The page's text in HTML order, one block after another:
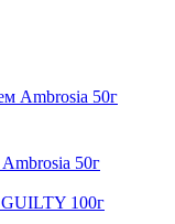
50г